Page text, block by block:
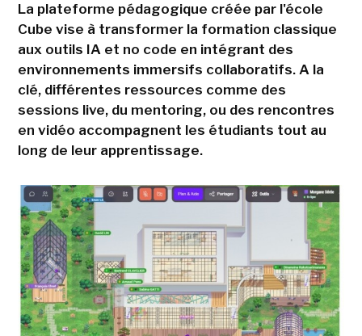
La plateforme pédagogique créée par l'école
Cube vise à transformer la formation classique
aux outils IA et no code en intégrant des
environnements immersifs collaboratifs. A la
clé, différentes ressources comme des
sessions live, du mentoring, ou des rencontres
en vidéo accompagnent les étudiants tout au
long de leur apprentissage.